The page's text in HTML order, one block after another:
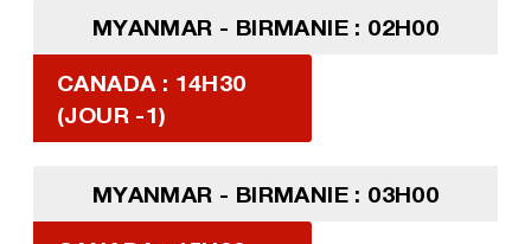
MYANMAR - BIRMANIE : 02H00
CANADA : 14H30
(JOUR -1)
MYANMAR - BIRMANIE : 03H00